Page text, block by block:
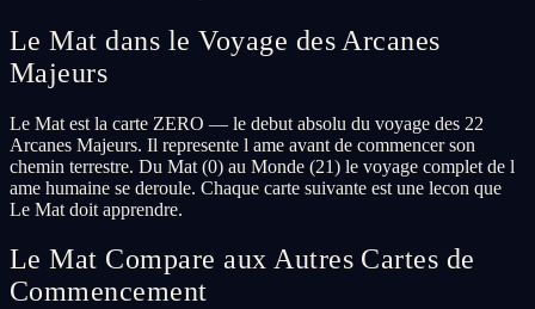
Le Mat dans le Voyage des Arcanes
Majeurs
Le Mat est la carte ZERO — le debut absolu du voyage des 22
Arcanes Majeurs. Il represente l ame avant de commencer son
chemin terrestre. Du Mat (0) au Monde (21) le voyage complet de l
ame humaine se deroule. Chaque carte suivante est une lecon que
Le Mat doit apprendre.
Le Mat Compare aux Autres Cartes de
Commencement